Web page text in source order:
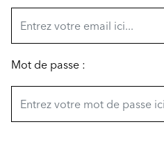
Mot de passe :